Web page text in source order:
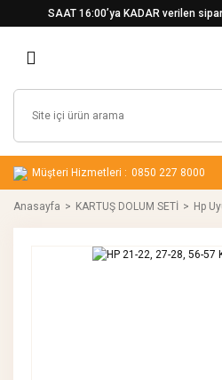
SAAT 16:00’ya KADAR verilen
Müşteri Hizmetleri : 0850 227 8000
Anasayfa KARTUŞ DOLUM SETİ Hp